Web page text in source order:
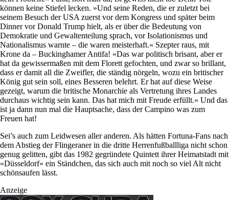
können keine Stiefel lecken. »Und seine Reden, die er zuletzt bei
seinem Besuch der USA zuerst vor dem Kongress und später beim
Dinner vor Donald Trump hielt, als er über die Bedeutung von
Demokratie und Gewaltenteilung sprach, vor Isolationismus und
Nationalismus warnte – die waren meisterhaft.« Szepter raus, mit
Krone da – Buckinghamer Antifa! »Das war politisch brisant, aber er
hat da gewissermaßen mit dem Florett gefochten, und zwar so brillant,
dass er damit all die Zweifler, die ständig nörgeln, wozu ein britischer
König gut sein soll, eines Besseren belehrt. Er hat auf diese Weise
gezeigt, warum die britische Monarchie als Vertretung ihres Landes
durchaus wichtig sein kann. Das hat mich mit Freude erfüllt.« Und das
ist ja dann nun mal die Hauptsache, dass der Campino was zum
Freuen hat!
Sei’s auch zum Leidwesen aller anderen. Als hätten Fortuna-Fans nach
dem Abstieg der Flingeraner in die dritte Herrenfußballliga nicht schon
genug gelitten, gibt das 1982 gegründete Quintett ihrer Heimatstadt mit
»Düsseldorf« ein Ständchen, das sich auch mit noch so viel Alt nicht
schönsaufen lässt.
Anzeige